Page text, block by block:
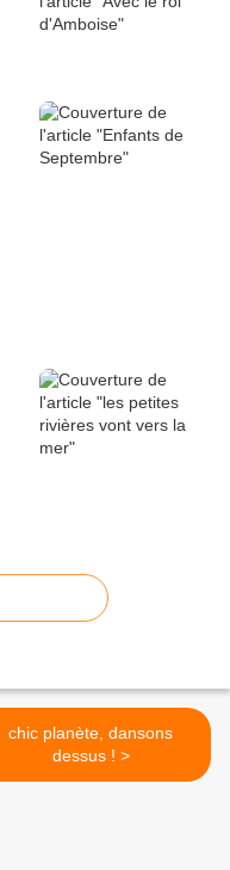
chic planète, dansons
dessus ! >